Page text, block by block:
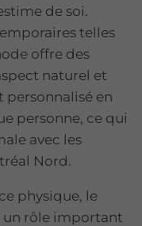
de soi.
telles
offre des
naturel et
personnalisé en
personne, ce qui
avec les
Nord.
physique, le
rôle important